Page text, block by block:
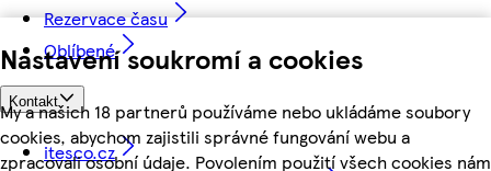
Nastavení soukromí a cookies
My a našich 18 partnerů používáme nebo ukládáme soubory
cookies, abychom zajistili správné fungování webu a
zpracovali osobní údaje. Povolením použití všech cookies nám
Rezervace času
Oblíbené
Kontakt
itesco.cz